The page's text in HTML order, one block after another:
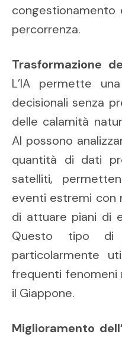
percorrenza.
Trasformazione
L’IA permette
decisionali senza
delle calamità
AI possono
quantità di dati
satelliti,
eventi estremi con
di attuare piani di
Questo tipo di
particolarmente
frequenti fenomeni
il Giappone.
Miglioramento